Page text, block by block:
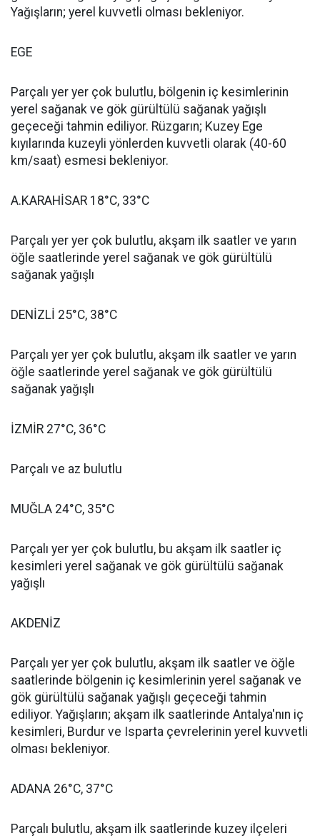
Yağışların; yerel kuvvetli olması bekleniyor.
EGE
Parçalı yer yer çok bulutlu, bölgenin iç kesimlerinin
yerel sağanak ve gök gürültülü sağanak yağışlı
geçeceği tahmin ediliyor. Rüzgarın; Kuzey Ege
kıyılarında kuzeyli yönlerden kuvvetli olarak (40-60
km/saat) esmesi bekleniyor.
A.KARAHİSAR 18°C, 33°C
Parçalı yer yer çok bulutlu, akşam ilk saatler ve yarın
öğle saatlerinde yerel sağanak ve gök gürültülü
sağanak yağışlı
DENİZLİ 25°C, 38°C
Parçalı yer yer çok bulutlu, akşam ilk saatler ve yarın
öğle saatlerinde yerel sağanak ve gök gürültülü
sağanak yağışlı
İZMİR 27°C, 36°C
Parçalı ve az bulutlu
MUĞLA 24°C, 35°C
Parçalı yer yer çok bulutlu, bu akşam ilk saatler iç
kesimleri yerel sağanak ve gök gürültülü sağanak
yağışlı
AKDENİZ
Parçalı yer yer çok bulutlu, akşam ilk saatler ve öğle
saatlerinde bölgenin iç kesimlerinin yerel sağanak ve
gök gürültülü sağanak yağışlı geçeceği tahmin
ediliyor. Yağışların; akşam ilk saatlerinde Antalya'nın iç
kesimleri, Burdur ve Isparta çevrelerinin yerel kuvvetli
olması bekleniyor.
ADANA 26°C, 37°C
Parçalı bulutlu, akşam ilk saatlerinde kuzey ilçeleri